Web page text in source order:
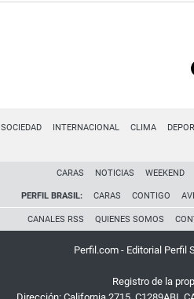
SOCIEDAD INTERNACIONAL CLIMA
CARAS NOTICIAS WEEKEND
PERFIL BRASIL: CARAS CONTIGO
CANALES RSS QUIENES SOMOS
Perfil.com - Editorial Perfil
Registro de la